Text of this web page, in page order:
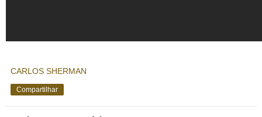
CARLOS SHERMAN
Compartilhar